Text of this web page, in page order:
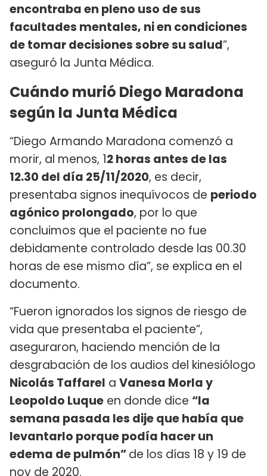
encontraba en pleno uso de sus
facultades mentales, ni en condiciones
de tomar decisiones sobre su salud”,
aseguró la Junta Médica.
Cuándo murió Diego Maradona
según la Junta Médica
“Diego Armando Maradona comenzó a
morir, al menos, 12 horas antes de las
12.30 del día 25/11/2020, es decir,
presentaba signos inequívocos de periodo
agónico prolongado, por lo que
concluimos que el paciente no fue
debidamente controlado desde las 00.30
horas de ese mismo día”, se explica en el
documento.
“Fueron ignorados los signos de riesgo de
vida que presentaba el paciente”,
aseguraron, haciendo mención de la
desgrabación de los audios del kinesiólogo
Nicolás Taffarel a Vanesa Morla y
Leopoldo Luque en donde dice “la
semana pasada les dije que había que
levantarlo porque podía hacer un
edema de pulmón”de los días 18 y 19 de
nov de 2020.